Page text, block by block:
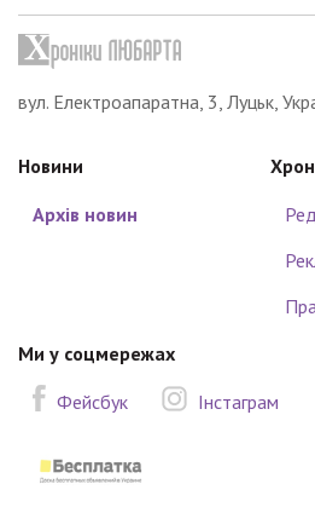
вул. Електроапаратна, 3, Луцьк,
Новини
Архів новин
Ми у соцмережах
Фейсбук
Інстаграм